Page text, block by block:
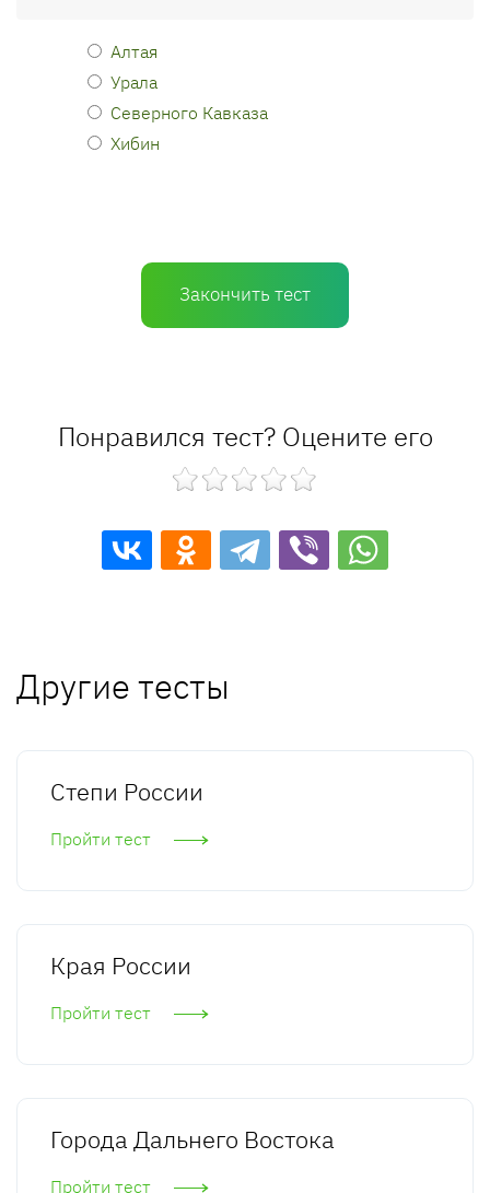
Алтая
Урала
Северного Кавказа
Хибин
Закончить тест
Понравился тест? Оцените его
Другие тесты
Степи России
Пройти тест
Края России
Пройти тест
Города Дальнего Востока
Пройти тест